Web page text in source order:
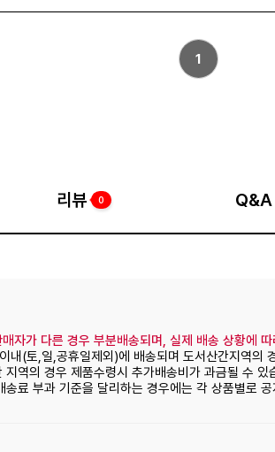
1
리뷰 0 Q&A
자가 다른 경우 부분배송되며, 실제 배송 상황에
내(토,일,공휴일제외)에 배송되며 도서산간지역의
역의 경우 제품수령시 추가배송비가 과금될 수 있
료 부과 기준을 달리하는 경우에는 각 상품별로